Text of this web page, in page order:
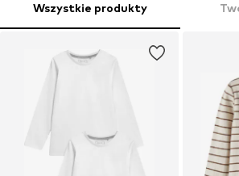
Wszystkie produkty